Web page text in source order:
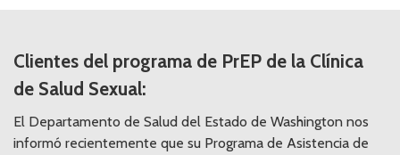
Clientes del programa de PrEP de la Clínica
de Salud Sexual:
El Departamento de Salud del Estado de Washington nos
informó recientemente que su Programa de Asistencia de